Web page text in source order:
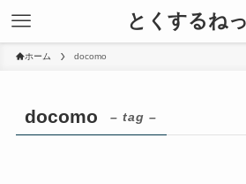
とくするね
ホーム docomo
docomo – tag –